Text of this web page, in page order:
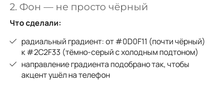
2. Фон — не просто чёрный
Что сделали:
радиальный градиент: от #0D0F11 (почти чёрный)
к #2C2F33 (тёмно-серый с холодным подтоном)
направление градиента подобрано так, чтобы
акцент ушёл на телефон